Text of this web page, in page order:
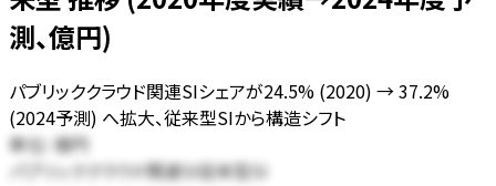
測、億円)
パブリッククラウド関連SIシェアが24.5% (2020) → 37.2%
(2024予測) へ拡大、従来型SIから構造シフト
単位:億円
パブリッククラウド関連SI従来型SI